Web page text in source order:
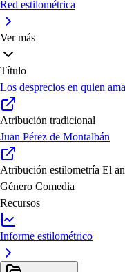
Red estilométrica
Ver más
Título
Los desprecios en quien ama
Atribución tradicional
Juan Pérez de Montalbán
Atribución estilometría El
Género Comedia
Recursos
Informe estilométrico